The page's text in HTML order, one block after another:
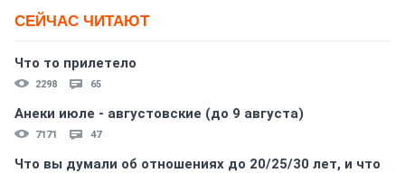
СЕЙЧАС ЧИТАЮТ
Что то прилетело
2298 65
Анеки июле - августовские (до 9 августа)
7171 47
Что вы думали об отношениях до 20/25/30 лет, и что